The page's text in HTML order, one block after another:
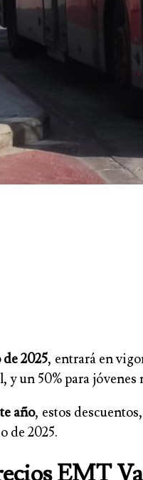
2025, entrará en
un 50% para jóvenes
año, estos
de 2025.
EMT